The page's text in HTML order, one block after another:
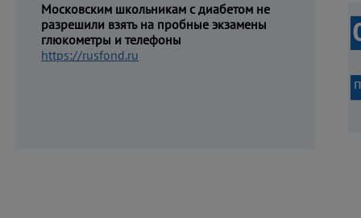
Московским школьникам с диабетом не
разрешили взять на пробные экзамены
глюкометры и телефоны
https://rusfond.ru